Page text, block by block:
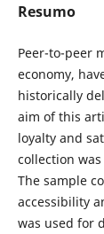
Resumo
Peer-to-peer
economy,
historically
aim of this
loyalty and
collection
The sample
accessibility
was used for